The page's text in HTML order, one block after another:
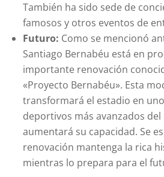
También ha sido sede de
famosos y otros eventos de
Futuro: Como se mencionó
Santiago Bernabéu está en
importante renovación
«Proyecto Bernabéu». Esta
transformará el estadio en
deportivos más avanzados
aumentará su capacidad. Se
renovación mantenga la rica
mientras lo prepara para el